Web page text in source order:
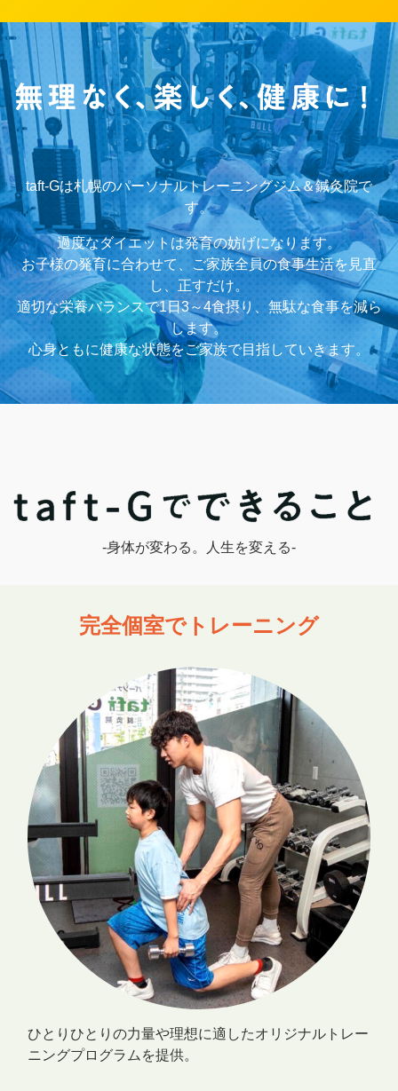
taft-Gは札幌のパーソナルトレーニングジム＆鍼灸院で
す。
過度なダイエットは発育の妨げになります。
お子様の発育に合わせて、ご家族全員の食事生活を見直
し、正すだけ。
適切な栄養バランスで1日3～4食摂り、無駄な食事を減ら
します。
心身ともに健康な状態をご家族で目指していきます。
-身体が変わる。人生を変える-
完全個室でトレーニング
ひとりひとりの力量や理想に適したオリジナルトレー
ニングプログラムを提供。